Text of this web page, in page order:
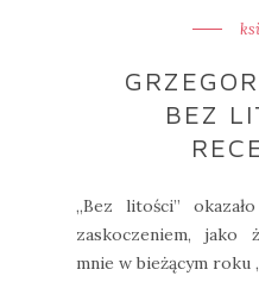
BEZ
„Bez litości”
zaskoczeniem, jako
mnie w bieżącym roku